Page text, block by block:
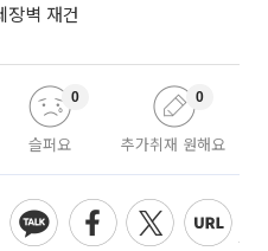
벽 재건
슬퍼요
0
추가취재 원해요
0